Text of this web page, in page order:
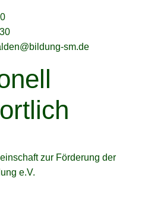
sm.de
zur Förderung der
e.V.